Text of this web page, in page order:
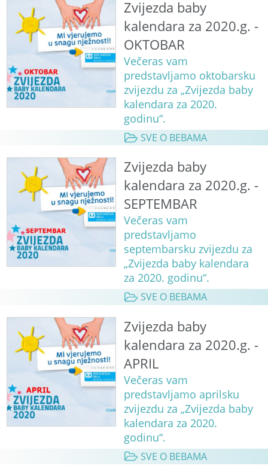
Zvijezda baby
kalendara za 2020.g. -
OKTOBAR
Večeras vam
predstavljamo oktobarsku
zvijezdu za „Zvijezda baby
kalendara za 2020.
godinu“.
SVE O BEBAMA
Zvijezda baby
kalendara za 2020.g. -
SEPTEMBAR
Večeras vam
predstavljamo
septembarsku zvijezdu za
„Zvijezda baby kalendara
za 2020. godinu“.
SVE O BEBAMA
Zvijezda baby
kalendara za 2020.g. -
APRIL
Večeras vam
predstavljamo aprilsku
zvijezdu za „Zvijezda baby
kalendara za 2020.
godinu“.
SVE O BEBAMA